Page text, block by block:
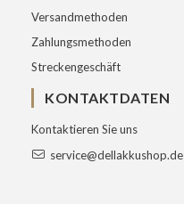
Versandmethoden
Zahlungsmethoden
Streckengeschäft
KONTAKTDATEN
Kontaktieren Sie uns
service@dellakkushop.de